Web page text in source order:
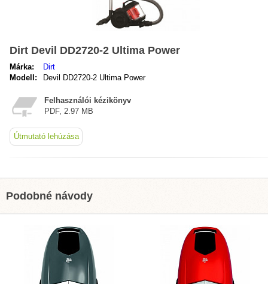
Dirt Devil DD2720-2 Ultima Power
Márka:
Dirt
Modell:
Devil DD2720-2 Ultima Power
Felhasználói kézikönyv
PDF, 2.97 MB
Útmutató lehúzása
Podobné návody